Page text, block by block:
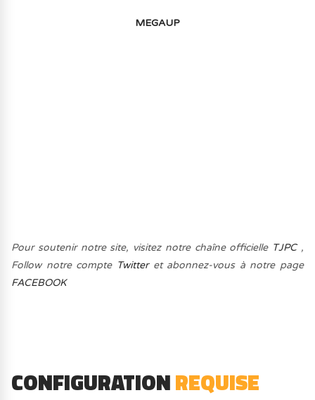
MEGAUP
Pour soutenir notre site, visitez notre chaîne officielle TJPC,
Follow notre compte Twitteret abonnez-vous à notre page
FACEBOOK
CONFIGURATIONREQUISE